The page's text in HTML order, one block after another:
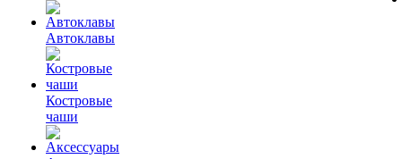
Автоклавы
Костровые
чаши